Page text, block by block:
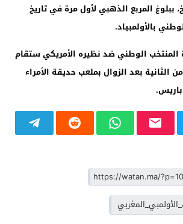
ببلوغ المربع الذهبي لأول مرة في تاريخ
بالأولمبياد.
المنتخب الوطني ضد نظيره الأمريكي ستقام
الثانية بعد الزوال بملعب حديقة الأمراء